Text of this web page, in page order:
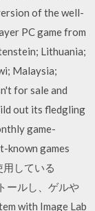
of the well-
PC game from
Lithuania;
Malaysia;
for sale and
out its fledgling
game-
known games
している
ールし、ゲルや
with Image Lab